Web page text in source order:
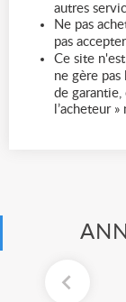
autres
Ne pas
pas
Ce site
ne gère pas
de
l’acheteur